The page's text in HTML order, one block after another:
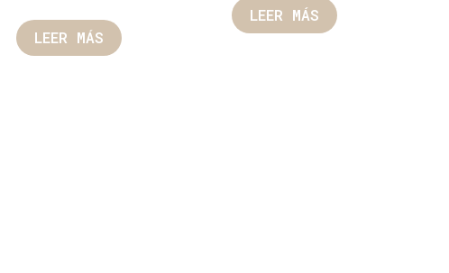
LEER MÁS
LEER MÁS